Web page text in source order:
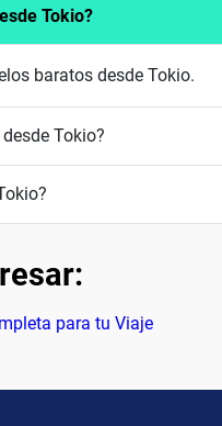
Tokio?
baratos desde Tokio.
Tokio?
para tu Viaje